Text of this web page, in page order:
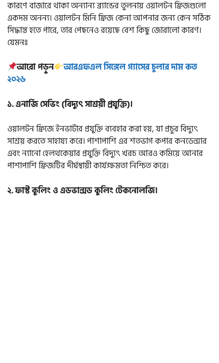
কারণে বাজারে থাকা অন্যান্য ব্র্যান্ডের তুলনায় ওয়ালটন ফ্রিজগুলো
একদম অনন্য। ওয়ালটন মিনি ফ্রিজ কেনা আপনার জন্য কেন সঠিক
সিদ্ধান্ত হতে পারে, তার পেছনেও রয়েছে বেশ কিছু জোরালো কারণ।
যেমনঃ
আরো পড়ুন
আরএফএল সিঙ্গেল গ্যাসের চুলার দাম কত
২০২৬
১. এনার্জি সেভিং (বিদ্যুৎ সাশ্রয়ী প্রযুক্তি)।
ওয়ালটন ফ্রিজে ইনভার্টার প্রযুক্তি ব্যবহার করা হয়, যা প্রচুর বিদ্যুৎ
সাশ্রয় করতে সাহায্য করে। পাশাপাশি এর শতভাগ কপার কনডেন্সার
এবং ন্যানো হেলথকেয়ার প্রযুক্তি বিদ্যুৎ খরচ আরও কমিয়ে আনার
পাশাপাশি ফ্রিজটির দীর্ঘস্থায়ী কার্যক্ষমতা নিশ্চিত করে।
২. ফাস্ট কুলিং ও এডভান্সড কুলিং টেকনোলজি।